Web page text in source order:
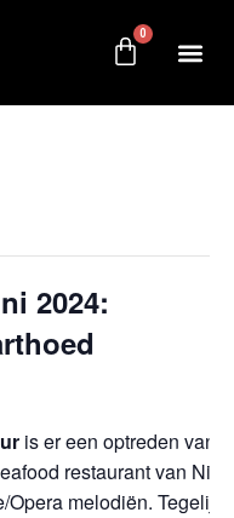
0
2024:
is er een optreden van
restaurant van
melodiën.